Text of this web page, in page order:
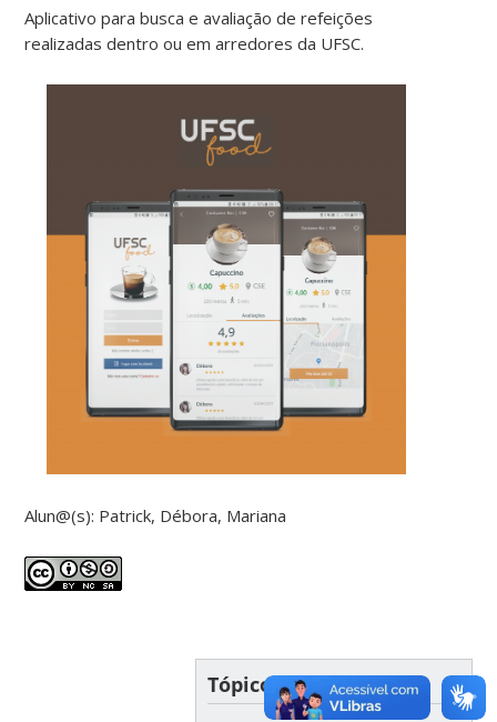
Aplicativo para busca e avaliação de refeições
realizadas dentro ou em arredores da UFSC.
Alun@(s): Patrick, Débora, Mariana
Tópicos recentes